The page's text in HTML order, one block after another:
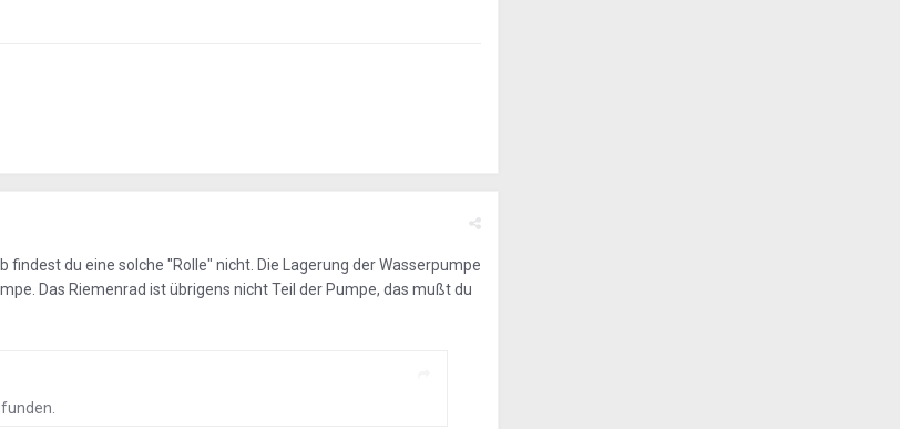
findest du eine solche "Rolle" nicht. Die Lagerung der Wasserpumpe
Das Riemenrad ist übrigens nicht Teil der Pumpe, das mußt du